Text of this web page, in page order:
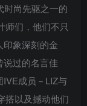
时尚先驱之一的
师们，他们不只
印象深刻的金
过的名言佳
成员－LIZ与
搭以及撼动他们